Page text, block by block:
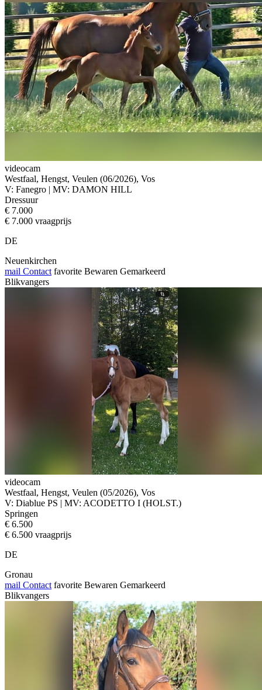
videocam
Westfaal, Hengst, Veulen (06/2026), Vos
V: Fanegro | MV: DAMON HILL
Dressuur
€ 7.000
€ 7.000 vraagprijs
DE
Neuenkirchen
mail Contact favorite Bewaren Gemarkeerd
Blikvangers
videocam
Westfaal, Hengst, Veulen (05/2026), Vos
V: Diablue PS | MV: ACODETTO I (HOLST.)
Springen
€ 6.500
€ 6.500 vraagprijs
DE
Gronau
mail Contact favorite Bewaren Gemarkeerd
Blikvangers